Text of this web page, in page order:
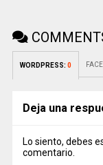
WORDPRESS: 0
Deja una
Lo siento, debes
comentario.